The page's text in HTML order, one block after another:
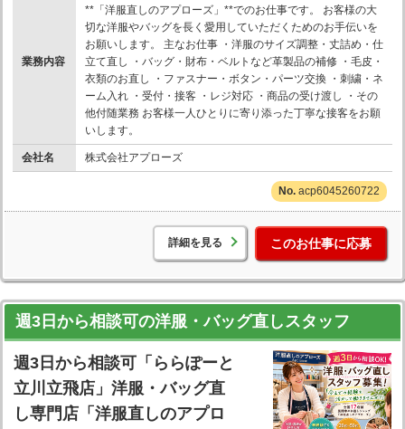
業務内容
**「洋服直しのアプローズ」**でのお仕事です。 お客様の大
切な洋服やバッグを長く愛用していただくためのお手伝いを
お願いします。 主なお仕事 ・洋服のサイズ調整・丈詰め・仕
立て直し ・バッグ・財布・ベルトなど革製品の補修 ・毛皮・
衣類のお直し ・ファスナー・ボタン・パーツ交換 ・刺繍・ネ
ーム入れ ・受付・接客 ・レジ対応 ・商品の受け渡し ・その
他付随業務 お客様一人ひとりに寄り添った丁寧な接客をお願
いします。
会社名 株式会社アプローズ
acp6045260722
詳細を見る このお仕事に応募
週3日から相談可の洋服・バッグ直しスタッフ
週3日から相談可「ららぽーと
立川立飛店」洋服・バッグ直
し専門店「洋服直しのアプロ